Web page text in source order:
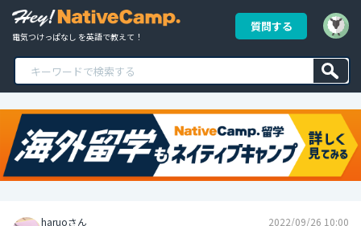
電気つけっぱなし を英語で教えて！
質問する
haruoさん 2022/09/26 10:00